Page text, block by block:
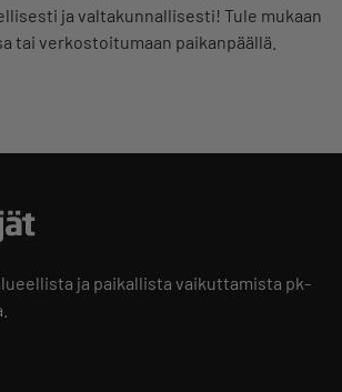
ja valtakunnallisesti! Tule mukaan
tai verkostoitumaan paikanpäällä.
ja paikallista vaikuttamista pk-